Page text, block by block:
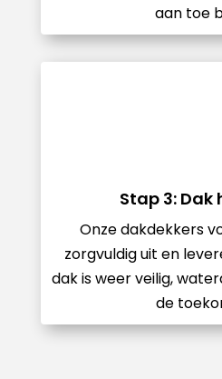
aan toe
Stap 3: Dak
Onze dakdekkers
zorgvuldig uit en
dak is weer veilig,
de